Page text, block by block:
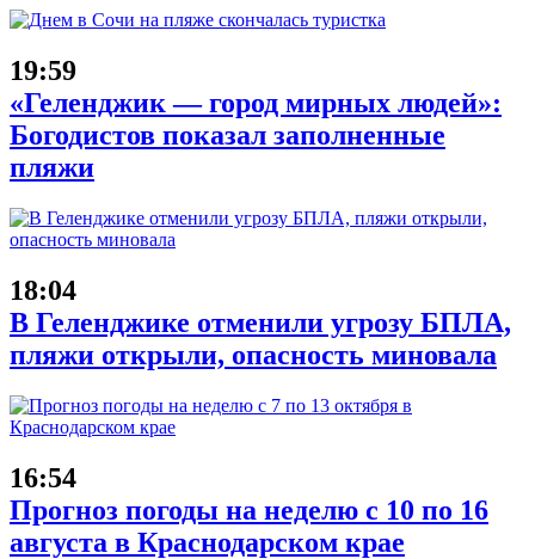
19:59
«Геленджик — город мирных людей»:
Богодистов показал заполненные
пляжи
18:04
В Геленджике отменили угрозу БПЛА,
пляжи открыли, опасность миновала
16:54
Прогноз погоды на неделю с 10 по 16
августа в Краснодарском крае